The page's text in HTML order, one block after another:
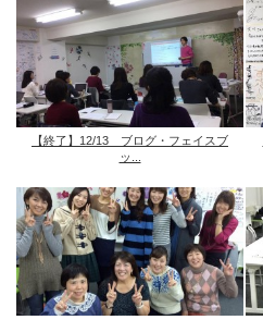
【終了】12/13 ブログ・フェイスブ
ッ...